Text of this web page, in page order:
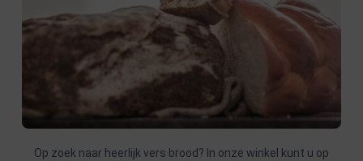
Op zoek naar heerlijk vers brood? In onze winkel kunt u op